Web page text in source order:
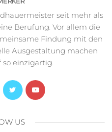
seit mehr als
Berufung. Vor allem die
Findung mit den
Ausgestaltung machen
einzigartig.
US